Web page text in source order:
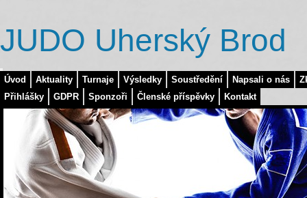
Úvod Aktuality Turnaje Výsledky Soustředění Napsali o nás
Přihlášky
GDPR Sponzoři Členské příspěvky Kontakt
JUDO Uherský Brod